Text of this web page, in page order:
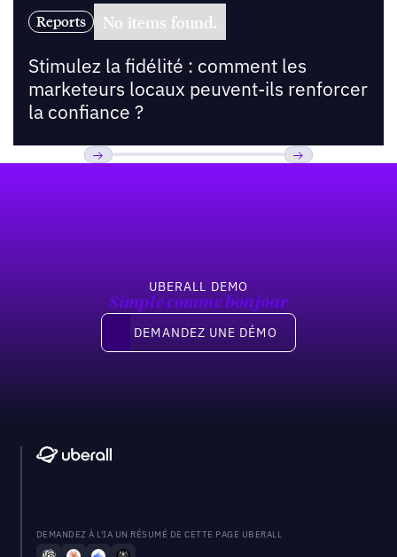
Reports No items found.
Stimulez la fidélité : comment les
marketeurs locaux peuvent-ils renforcer
la confiance ?
UBERALL DEMO
Simple comme bonjour
Demandez une démo
DEMANDEZ UNE DÉMO
DEMANDEZ À L'IA UN RÉSUMÉ DE CETTE PAGE UBERALL